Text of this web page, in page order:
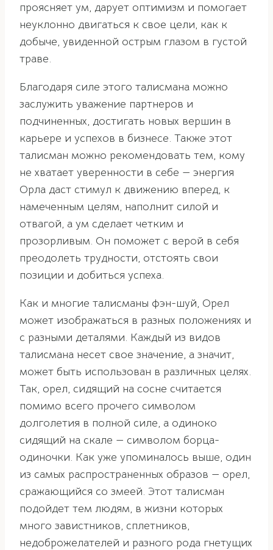
проясняет ум, дарует оптимизм и помогает
неуклонно двигаться к свое цели, как к
добыче, увиденной острым глазом в густой
траве.
Благодаря силе этого талисмана можно
заслужить уважение партнеров и
подчиненных, достигать новых вершин в
карьере и успехов в бизнесе. Также этот
талисман можно рекомендовать тем, кому
не хватает уверенности в себе — энергия
Орла даст стимул к движению вперед, к
намеченным целям, наполнит силой и
отвагой, а ум сделает четким и
прозорливым. Он поможет с верой в себя
преодолеть трудности, отстоять свои
позиции и добиться успеха.
Как и многие талисманы фэн-шуй, Орел
может изображаться в разных положениях и
с разными деталями. Каждый из видов
талисмана несет свое значение, а значит,
может быть использован в различных целях.
Так, орел, сидящий на сосне считается
помимо всего прочего символом
долголетия в полной силе, а одиноко
сидящий на скале — символом борца-
одиночки. Как уже упоминалось выше, один
из самых распространенных образов — орел,
сражающийся со змеей. Этот талисман
подойдет тем людям, в жизни которых
много завистников, сплетников,
недоброжелателей и разного рода гнетущих